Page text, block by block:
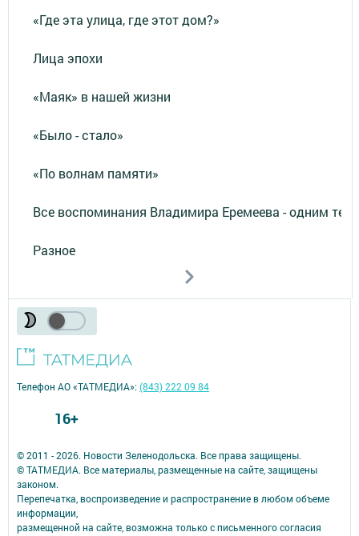
«Где эта улица, где этот дом?»
Лица эпохи
«Маяк» в нашей жизни
«Было - стало»
«По волнам памяти»
Все воспоминания Владимира Еремеева - одним
Разное
© 2011 - 2026. Новости Зеленодольска. Все права защищены.
© ТАТМЕДИА. Все материалы, размещенные на сайте, защищены
законом.
Перепечатка, воспроизведение и распространение в любом объеме
информации,
размещенной на сайте, возможна только с письменного согласия
Телефон АО «ТАТМЕДИА»:(843) 222 09 84
16+